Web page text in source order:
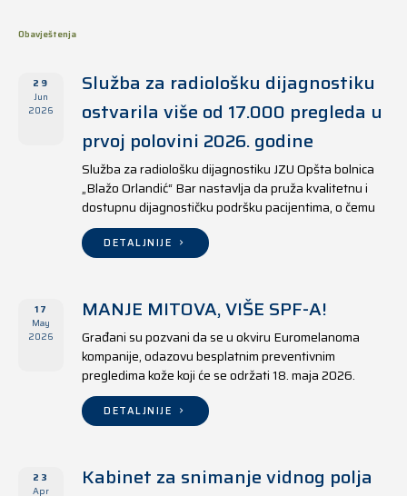
Obavještenja
29
Jun
2026
Služba za radiološku dijagnostiku
ostvarila više od 17.000 pregleda u
prvoj polovini 2026. godine
Služba za radiološku dijagnostiku JZU Opšta bolnica
„Blažo Orlandić“ Bar nastavlja da pruža kvalitetnu i
dostupnu dijagnostičku podršku pacijentima, o čemu
svjedoče i rezultati ostvareni u periodu od 1. januara
do 17. juna 2026. godine.
DETALJNIJE
17
May
2026
MANJE MITOVA, VIŠE SPF-A!
Građani su pozvani da se u okviru Euromelanoma
kompanije, odazovu besplatnim preventivnim
pregledima kože koji će se održati 18. maja 2026.
godine u jedanaest opština širom Crne Gore, kako u
državnim tako i u privatnim zdravstvenim ustanovama.
DETALJNIJE
23
Apr
Kabinet za snimanje vidnog polja